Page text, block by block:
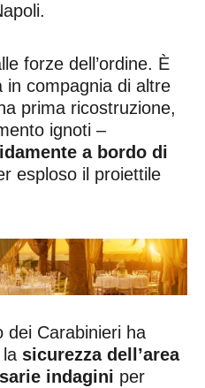
forze dell’ordine. È
compagnia di altre
prima ricostruzione,
ignoti –
a bordo di
esploso il proiettile
dei Carabinieri ha
sicurezza dell’area
indagini per